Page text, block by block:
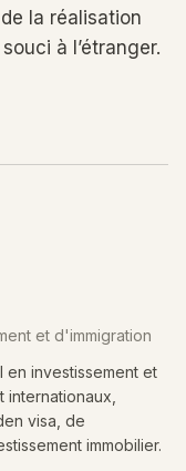
la réalisation
à l’étranger.
et d'immigration
en investissement et
visa, de
immobilier.